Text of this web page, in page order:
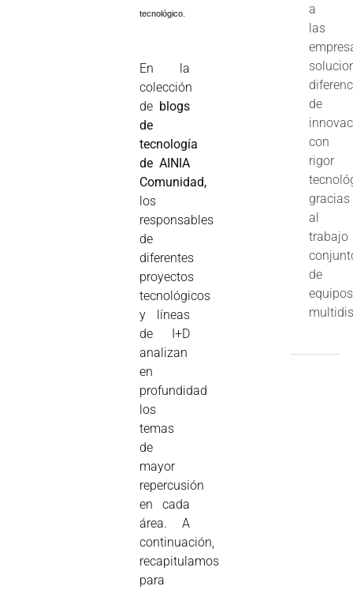
tecnológico.
En la
colección
de blogs
de
tecnología
de AINIA
Comunidad,
los
responsables
de
diferentes
proyectos
tecnológicos
y líneas
de I+D
analizan
en
profundidad
los
temas
de
mayor
repercusión
en cada
área. A
continuación,
recapitulamos
para
a
las
de
con
rigor
gracias
al
trabajo
de
equipos